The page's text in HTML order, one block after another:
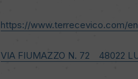
https://www.terrecevico.com/
VIA FIUMAZZO N. 72 48022